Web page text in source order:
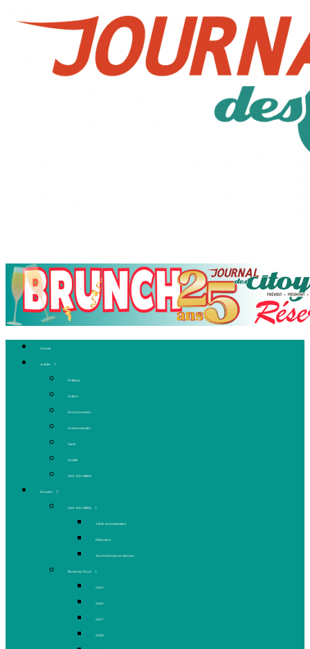
Accueil
Articles
Politique
Culture
Environnement
Communautaire
Santé
Société
Club Ado Média
Dossiers
Club Ado Média
Vidéo de présentation
Historique
Journal des jeunes citoyens
Rivière du Nord
2005
2006
2007
2008